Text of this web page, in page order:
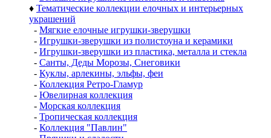
♦ Тематические коллекции елочных и интерьерных
украшений
- Мягкие елочные игрушки-зверушки
- Игрушки-зверушки из полистоуна и керамики
- Игрушки-зверушки из пластика, металла и стекла
- Санты, Деды Морозы, Снеговики
- Куклы, арлекины, эльфы, феи
- Коллекция Ретро-Гламур
- Ювелирная коллекция
- Морская коллекция
- Тропическая коллекция
- Коллекция "Павлин"